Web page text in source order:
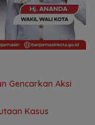
Gencarkan Aksi
Kasus